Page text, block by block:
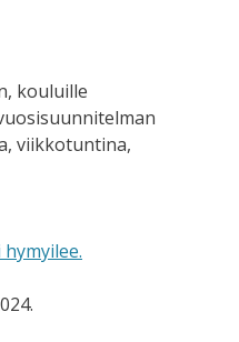
kouluille
viikkotuntina,